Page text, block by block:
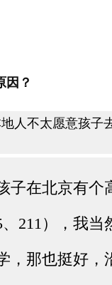
因？
人不太愿意孩子
在北京有个
211），我
，那也挺好